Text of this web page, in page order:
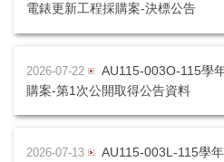
電錶更新工程採購案-決標公告
2026-07-22
AU115-003O-115學
購案-第1次公開取得公告資料
2026-07-13
AU115-003L-115學